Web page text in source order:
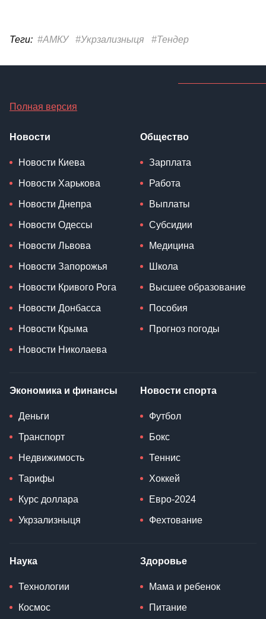
Теги: #АМКУ #Укрзализныця #Тендер
Полная версия
Новости
Новости Киева
Новости Харькова
Новости Днепра
Новости Одессы
Новости Львова
Новости Запорожья
Новости Кривого Рога
Новости Донбасса
Новости Крыма
Новости Николаева
Общество
Зарплата
Работа
Выплаты
Субсидии
Медицина
Школа
Высшее образование
Пособия
Прогноз погоды
Экономика и финансы
Деньги
Транспорт
Недвижимость
Тарифы
Курс доллара
Укрзализныця
Новости спорта
Футбол
Бокс
Теннис
Хоккей
Евро-2024
Фехтование
Наука
Технологии
Космос
Здоровье
Мама и ребенок
Питание